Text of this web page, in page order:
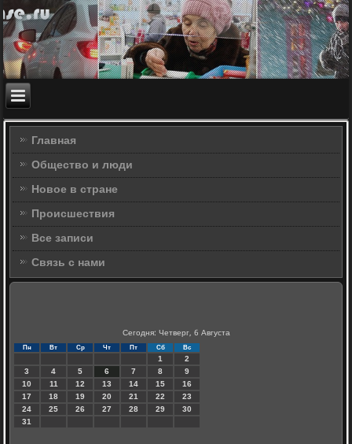
Главная
Общество и люди
Новое в стране
Происшествия
Все записи
Связь с нами
Сегодня: Четверг, 6 Августа
Пн Вт Ср Чт Пт Сб Вс
1
2
3
4 5 6 7 8
9
10
11 12 13 14 15
16
17
18 19 20 21 22
23
24
25 26 27 28 29
30
31